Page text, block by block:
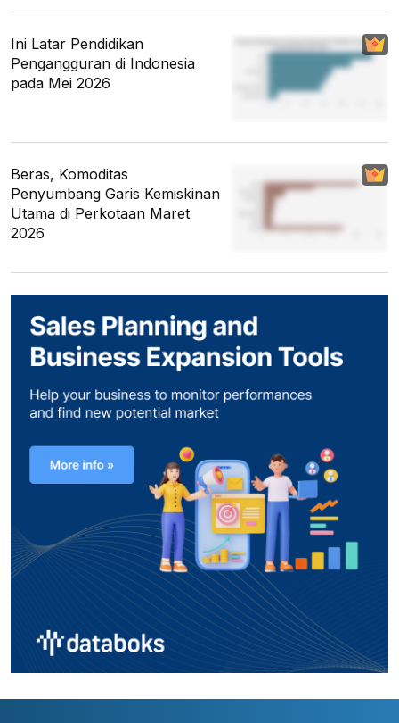
Ini Latar Pendidikan
Pengangguran di Indonesia
pada Mei 2026
Beras, Komoditas
Penyumbang Garis Kemiskinan
Utama di Perkotaan Maret
2026